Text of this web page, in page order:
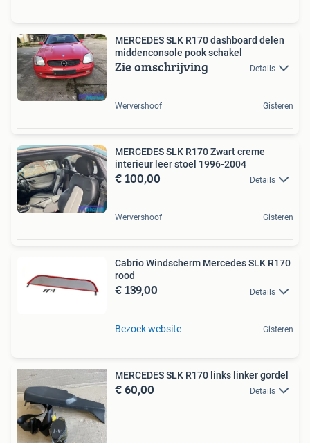
MERCEDES SLK R170 dashboard delen
middenconsole pook schakel
Zie omschrijving Details
Wervershoof Gisteren
MERCEDES SLK R170 Zwart creme
interieur leer stoel 1996-2004
€ 100,00 Details
Wervershoof Gisteren
Cabrio Windscherm Mercedes SLK R170
rood
€ 139,00 Details
Bezoek website Gisteren
MERCEDES SLK R170 links linker gordel
€ 60,00 Details